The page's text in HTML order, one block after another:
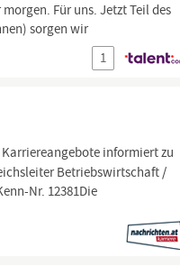
Für uns. Jetzt Teil des
sorgen wir
1
informiert zu
Betriebswirtschaft /
Nr. 12381Die